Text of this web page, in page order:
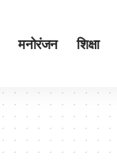
मनोरंजन शिक्षा